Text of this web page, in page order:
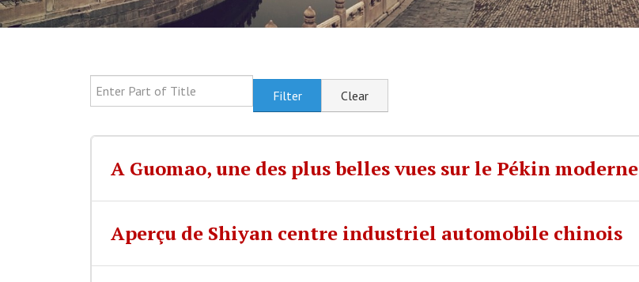
Enter Part of Title
Filter Clear
A Guomao, une des plus belles vues sur le Pékin moderne
Aperçu de Shiyan centre industriel automobile chinois